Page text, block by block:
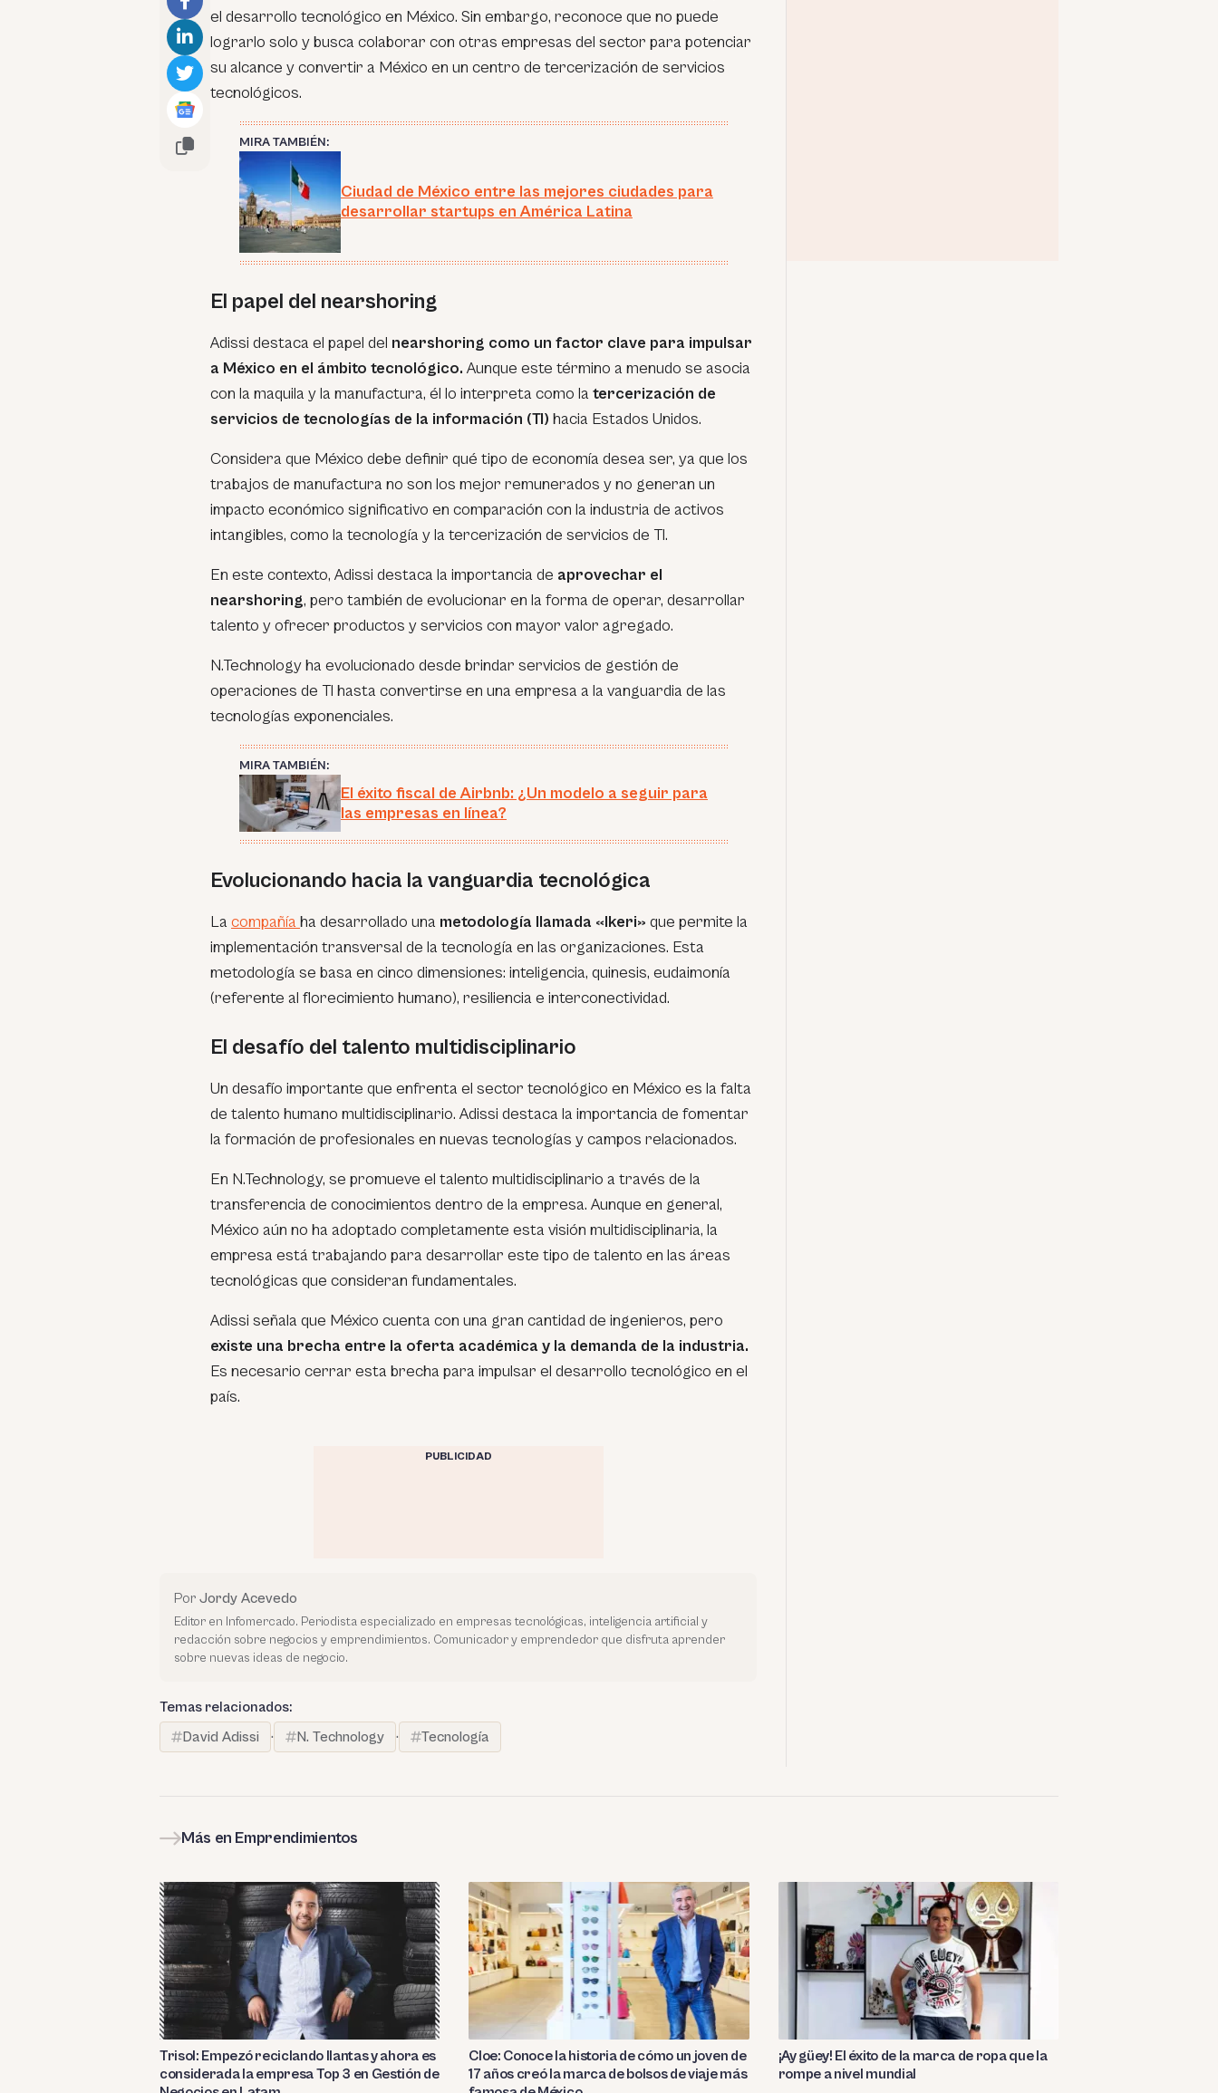
el desarrollo tecnológico en México. Sin embargo, reconoce que no puede
lograrlo solo y busca colaborar con otras empresas del sector para potenciar
su alcance y convertir a México en un centro de tercerización de servicios
tecnológicos.
MIRA TAMBIÉN:
Ciudad de México entre las mejores ciudades para
desarrollar startups en América Latina
El papel del nearshoring
Adissi destaca el papel del nearshoring como un factor clave para impulsar
a México en el ámbito tecnológico. Aunque este término a menudo se asocia
con la maquila y la manufactura, él lo interpreta como la tercerización de
servicios de tecnologías de la información (TI) hacia Estados Unidos.
Considera que México debe definir qué tipo de economía desea ser, ya que los
trabajos de manufactura no son los mejor remunerados y no generan un
impacto económico significativo en comparación con la industria de activos
intangibles, como la tecnología y la tercerización de servicios de TI.
En este contexto, Adissi destaca la importancia de aprovechar el
nearshoring, pero también de evolucionar en la forma de operar, desarrollar
talento y ofrecer productos y servicios con mayor valor agregado.
N.Technology ha evolucionado desde brindar servicios de gestión de
operaciones de TI hasta convertirse en una empresa a la vanguardia de las
tecnologías exponenciales.
MIRA TAMBIÉN:
El éxito fiscal de Airbnb: ¿Un modelo a seguir para
las empresas en línea?
Evolucionando hacia la vanguardia tecnológica
La compañía ha desarrollado una metodología llamada «Ikeri» que permite la
implementación transversal de la tecnología en las organizaciones. Esta
metodología se basa en cinco dimensiones: inteligencia, quinesis, eudaimonía
(referente al florecimiento humano), resiliencia e interconectividad.
El desafío del talento multidisciplinario
Un desafío importante que enfrenta el sector tecnológico en México es la falta
de talento humano multidisciplinario. Adissi destaca la importancia de fomentar
la formación de profesionales en nuevas tecnologías y campos relacionados.
En N.Technology, se promueve el talento multidisciplinario a través de la
transferencia de conocimientos dentro de la empresa. Aunque en general,
México aún no ha adoptado completamente esta visión multidisciplinaria, la
empresa está trabajando para desarrollar este tipo de talento en las áreas
tecnológicas que consideran fundamentales.
Adissi señala que México cuenta con una gran cantidad de ingenieros, pero
existe una brecha entre la oferta académica y la demanda de la industria.
Es necesario cerrar esta brecha para impulsar el desarrollo tecnológico en el
país.
PUBLICIDAD
Por Jordy Acevedo
Editor en Infomercado. Periodista especializado en empresas tecnológicas, inteligencia artificial y
redacción sobre negocios y emprendimientos. Comunicador y emprendedor que disfruta aprender
sobre nuevas ideas de negocio.
Temas relacionados:
David Adissi
· N. Technology · Tecnología
Más en Emprendimientos
Trisol: Empezó reciclando llantas y ahora es
considerada la empresa Top 3 en Gestión de
Cloe: Conoce la historia de cómo un joven de
17 años creó la marca de bolsos de viaje más
¡Ay güey! El éxito de la marca de ropa que la
rompe a nivel mundial